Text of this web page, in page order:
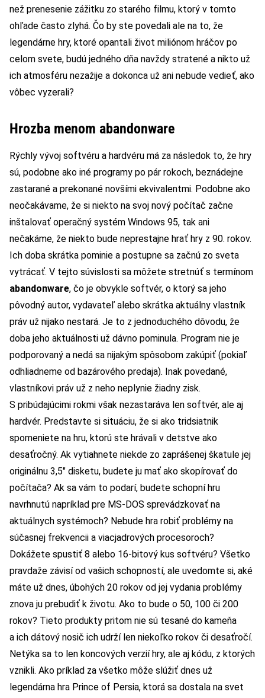
než prenesenie zážitku zo starého filmu, ktorý v tomto
ohľade často zlyhá. Čo by ste povedali ale na to, že
legendárne hry, ktoré opantali život miliónom hráčov po
celom svete, budú jedného dňa navždy stratené a nikto už
ich atmosféru nezažije a dokonca už ani nebude vedieť, ako
vôbec vyzerali?
Hrozba menom abandonware
Rýchly vývoj softvéru a hardvéru má za následok to, že hry
sú, podobne ako iné programy po pár rokoch, beznádejne
zastarané a prekonané novšími ekvivalentmi. Podobne ako
neočakávame, že si niekto na svoj nový počítač začne
inštalovať operačný systém Windows 95, tak ani
nečakáme, že niekto bude neprestajne hrať hry z 90. rokov.
Ich doba skrátka pominie a postupne sa začnú zo sveta
vytrácať. V tejto súvislosti sa môžete stretnúť s termínom
abandonware, čo je obvykle softvér, o ktorý sa jeho
pôvodný autor, vydavateľ alebo skrátka aktuálny vlastník
práv už nijako nestará. Je to z jednoduchého dôvodu, že
doba jeho aktuálnosti už dávno pominula. Program nie je
podporovaný a nedá sa nijakým spôsobom zakúpiť (pokiaľ
odhliadneme od bazárového predaja). Inak povedané,
vlastníkovi práv už z neho neplynie žiadny zisk.
S pribúdajúcimi rokmi však nezastaráva len softvér, ale aj
hardvér. Predstavte si situáciu, že si ako tridsiatnik
spomeniete na hru, ktorú ste hrávali v detstve ako
desaťročný. Ak vytiahnete niekde zo zaprášenej škatule jej
originálnu 3,5″ disketu, budete ju mať ako skopírovať do
počítača? Ak sa vám to podarí, budete schopní hru
navrhnutú napríklad pre MS-DOS sprevádzkovať na
aktuálnych systémoch? Nebude hra robiť problémy na
súčasnej frekvencii a viacjadrových procesoroch?
Dokážete spustiť 8 alebo 16-bitový kus softvéru? Všetko
pravdaže závisí od vašich schopností, ale uvedomte si, aké
máte už dnes, úbohých 20 rokov od jej vydania problémy
znova ju prebudiť k životu. Ako to bude o 50, 100 či 200
rokov? Tieto produkty pritom nie sú tesané do kameňa
a ich dátový nosič ich udrží len niekoľko rokov či desaťročí.
Netýka sa to len koncových verzií hry, ale aj kódu, z ktorých
vznikli. Ako príklad za všetko môže slúžiť dnes už
legendárna hra Prince of Persia, ktorá sa dostala na svet